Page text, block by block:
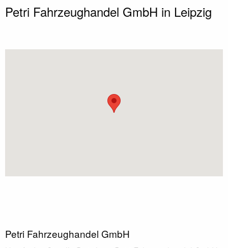
Petri Fahrzeughandel GmbH in Leipzig
Petri Fahrzeughandel GmbH